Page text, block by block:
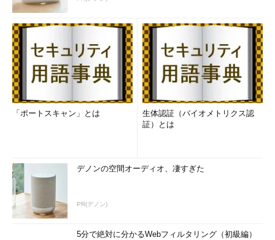
「ポートスキャン」とは
生体認証（バイオメトリクス認
証）とは
デノンの空間オーディオ、凄すぎた
PR(デノン)
5分で絶対に分かるWebフィルタリング（初級編）